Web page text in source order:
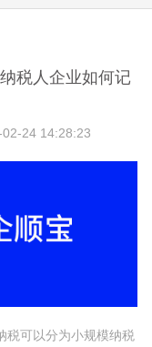
税人企业如何记
02-24 14:28:23
税可以分为小规模纳税